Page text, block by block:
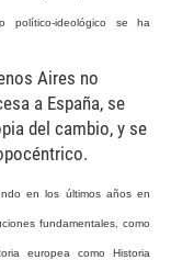
político-ideológico se ha
Aires no
a España, se
del cambio, y se
en los últimos años en
fundamentales, como
europea como Historia